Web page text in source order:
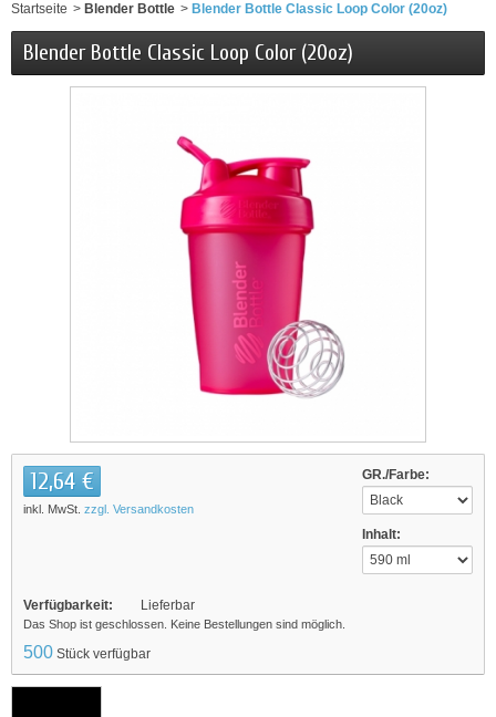
Startseite > Blender Bottle > Blender Bottle Classic Loop Color (20oz)
Blender Bottle Classic Loop Color (20oz)
GR./Farbe:
Inhalt:
12,64 €
inkl. MwSt. zzgl. Versandkosten
Verfügbarkeit: Lieferbar
Das Shop ist geschlossen. Keine Bestellungen sind möglich.
500 Stück verfügbar